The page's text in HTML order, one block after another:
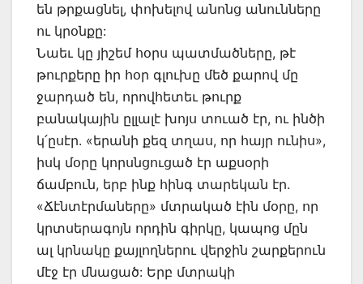
են թրքացնել, փոխելով անոնց անունները
ու կրօնքը:
Նաեւ կը յիշեմ հօրս պատմածները, թէ
թուրքերը իր հօր գլուխը մեծ քարով մը
ջարդած են, որովհետեւ թուրք
բանակային ըլլալէ խոյս տուած էր, ու ինծի
կ՛ըսէր. «երանի քեզ տղաս, որ հայր ունիս»,
իսկ մօրը կորսնցուցած էր աքսօրի
ճամբուն, երբ ինք հինգ տարեկան էր.
«Ճէնտէրմաները» մտրակած էին մօրը, որ
կրտսերագոյն որդին գիրկը, կապոց մըն
ալ կրնակը քայլողներու վերջին շարքերուն
մէջ էր մնացած: Երբ մտրակի